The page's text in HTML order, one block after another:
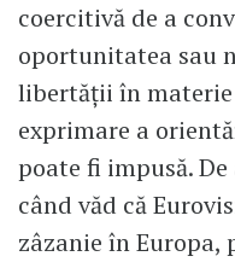
coercitivă de a
oportunitatea sau
libertății în
exprimare a
poate fi impusă.
când văd că
zâzanie în Europa,